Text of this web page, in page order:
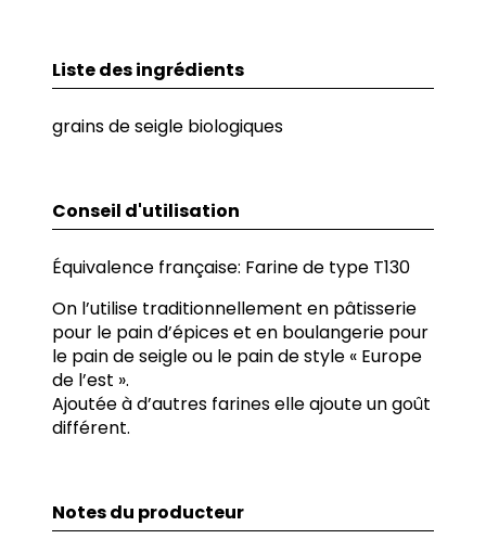
Liste des ingrédients
grains de seigle biologiques
Conseil d'utilisation
Équivalence française: Farine de type T130
On l’utilise traditionnellement en pâtisserie
pour le pain d’épices et en boulangerie pour
le pain de seigle ou le pain de style « Europe
de l’est ».
Ajoutée à d’autres farines elle ajoute un goût
différent.
Notes du producteur